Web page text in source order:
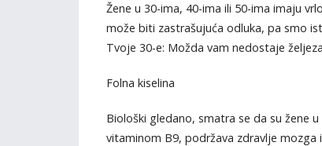
Žene u 30-ima, 40-ima ili 50-ima imaju
može biti zastrašujuća odluka, pa smo
Tvoje 30-e: Možda vam nedostaje
Folna kiselina
Biološki gledano, smatra se da su žene
vitaminom B9, podržava zdravlje